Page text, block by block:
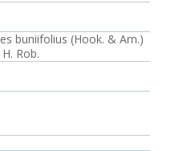
buniifolius (Hook. & Arn.)
Rob.